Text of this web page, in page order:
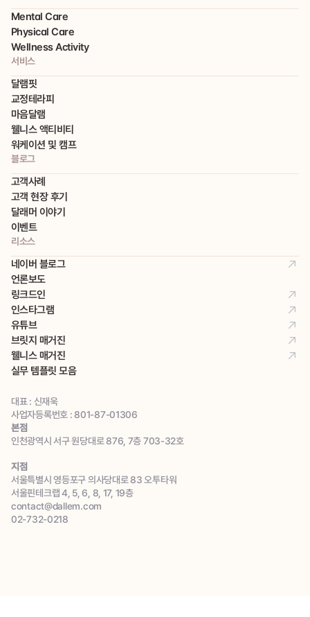
Mental Care
Physical Care
Wellness Activity
서비스
달램핏
교정테라피
마음달램
웰니스 액티비티
워케이션 및 캠프
블로그
고객사례
고객 현장 후기
달래머 이야기
이벤트
리소스
네이버 블로그
언론보도
링크드인
인스타그램
유튜브
브릿지 매거진
웰니스 매거진
실무 템플릿 모음
대표 : 신재욱
사업자등록번호 : 801-87-01306
본점
인천광역시 서구 원당대로 876, 7층 703-32호
지점
서울특별시 영등포구 의사당대로 83 오투타워
서울핀테크랩 4, 5, 6, 8, 17, 19층
contact@dallem.com
02-732-0218